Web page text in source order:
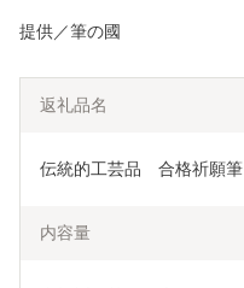
提供／筆の國
返礼品名
伝統的工芸品　合格祈願筆
内容量